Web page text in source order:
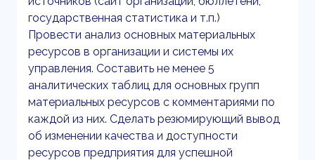
государственная статистика и т.п.)
Провести анализ основных материальных
ресурсов в организации и системы их
управления. Составить не менее 5
аналитических таблиц для основных групп
материальных ресурсов с комментариями по
каждой из них. Сделать резюмирующий вывод
об изменении качества и доступности
ресурсов предприятия для успешной